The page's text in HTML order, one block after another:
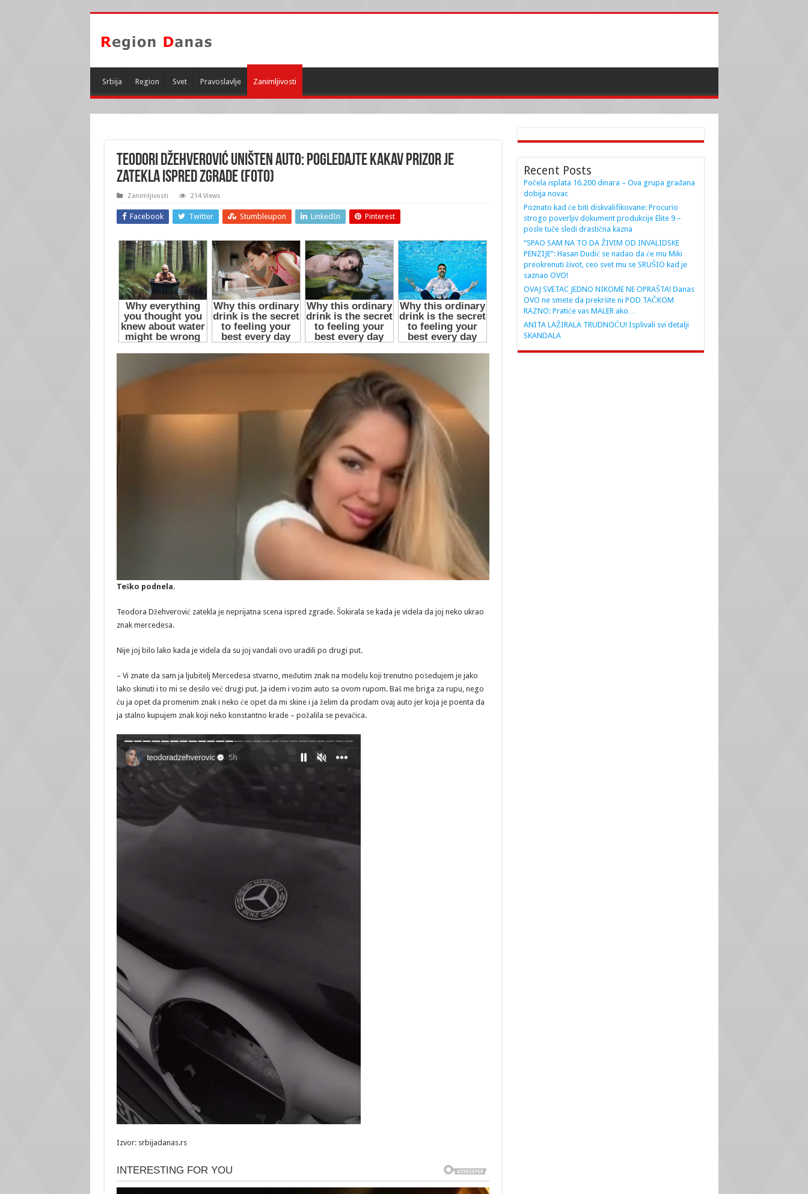
Srbija Region Svet Pravoslavlje Zanimljivosti
TEODORI DŽEHVEROVIĆ UNIŠTEN AUTO: Pogledajte kakav prizor je
zatekla ispred zgrade (FOTO)
Zanimljivosti 214 Views
Facebook Twitter Stumbleupon LinkedIn Pinterest
Teško podnela.
Teodora Džehverović zatekla je neprijatna scena ispred zgrade. Šokirala se kada je videla da joj neko ukrao
znak mercedesa.
Nije joj bilo lako kada je videla da su joj vandali ovo uradili po drugi put.
– Vi znate da sam ja ljubitelj Mercedesa stvarno, međutim znak na modelu koji trenutno posedujem je jako
lako skinuti i to mi se desilo već drugi put. Ja idem i vozim auto sa ovom rupom. Baš me briga za rupu, nego
ću ja opet da promenim znak i neko će opet da mi skine i ja želim da prodam ovaj auto jer koja je poenta da
ja stalno kupujem znak koji neko konstantno krade – požalila se pevačica.
Izvor: srbijadanas.rs
Recent Posts
Počela isplata 16.200 dinara – Ova grupa građana
dobija novac
Poznato kad će biti diskvalifikovane: Procurio
strogo poverljiv dokument produkcije Elite 9 –
posle tuče sledi drastična kazna
“SPAO SAM NA TO DA ŽIVIM OD INVALIDSKE
PENZIJE”: Hasan Dudić se nadao da će mu Miki
preokrenuti život, ceo svet mu se SRUŠIO kad je
saznao OVO!
OVAJ SVETAC JEDNO NIKOME NE OPRAŠTA! Danas
OVO ne smete da prekršite ni POD TAČKOM
RAZNO: Pratiće vas MALER ako…
ANITA LAŽIRALA TRUDNOĆU! Isplivali svi detalji
SKANDALA